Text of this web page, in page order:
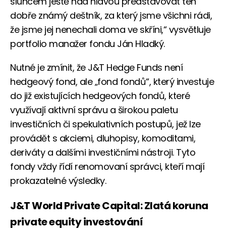
dobře známý deštník, za který jsme všichni rádi,
že jsme jej nenechali doma ve skříni,“ vysvětluje
portfolio manažer fondu Ján Hladký.
Nutné je zmínit, že J&T Hedge Funds není
hedgeový fond, ale „fond fondů“, který investuje
do již existujících hedgeových fondů, které
využívají aktivní správu a širokou paletu
investičních či spekulativních postupů, jež lze
provádět s akciemi, dluhopisy, komoditami,
deriváty a dalšími investičními nástroji. Tyto
fondy vždy řídí renomovaní správci, kteří mají
prokazatelné výsledky.
J&T World Private Capital: Zlatá koruna
private equity investování